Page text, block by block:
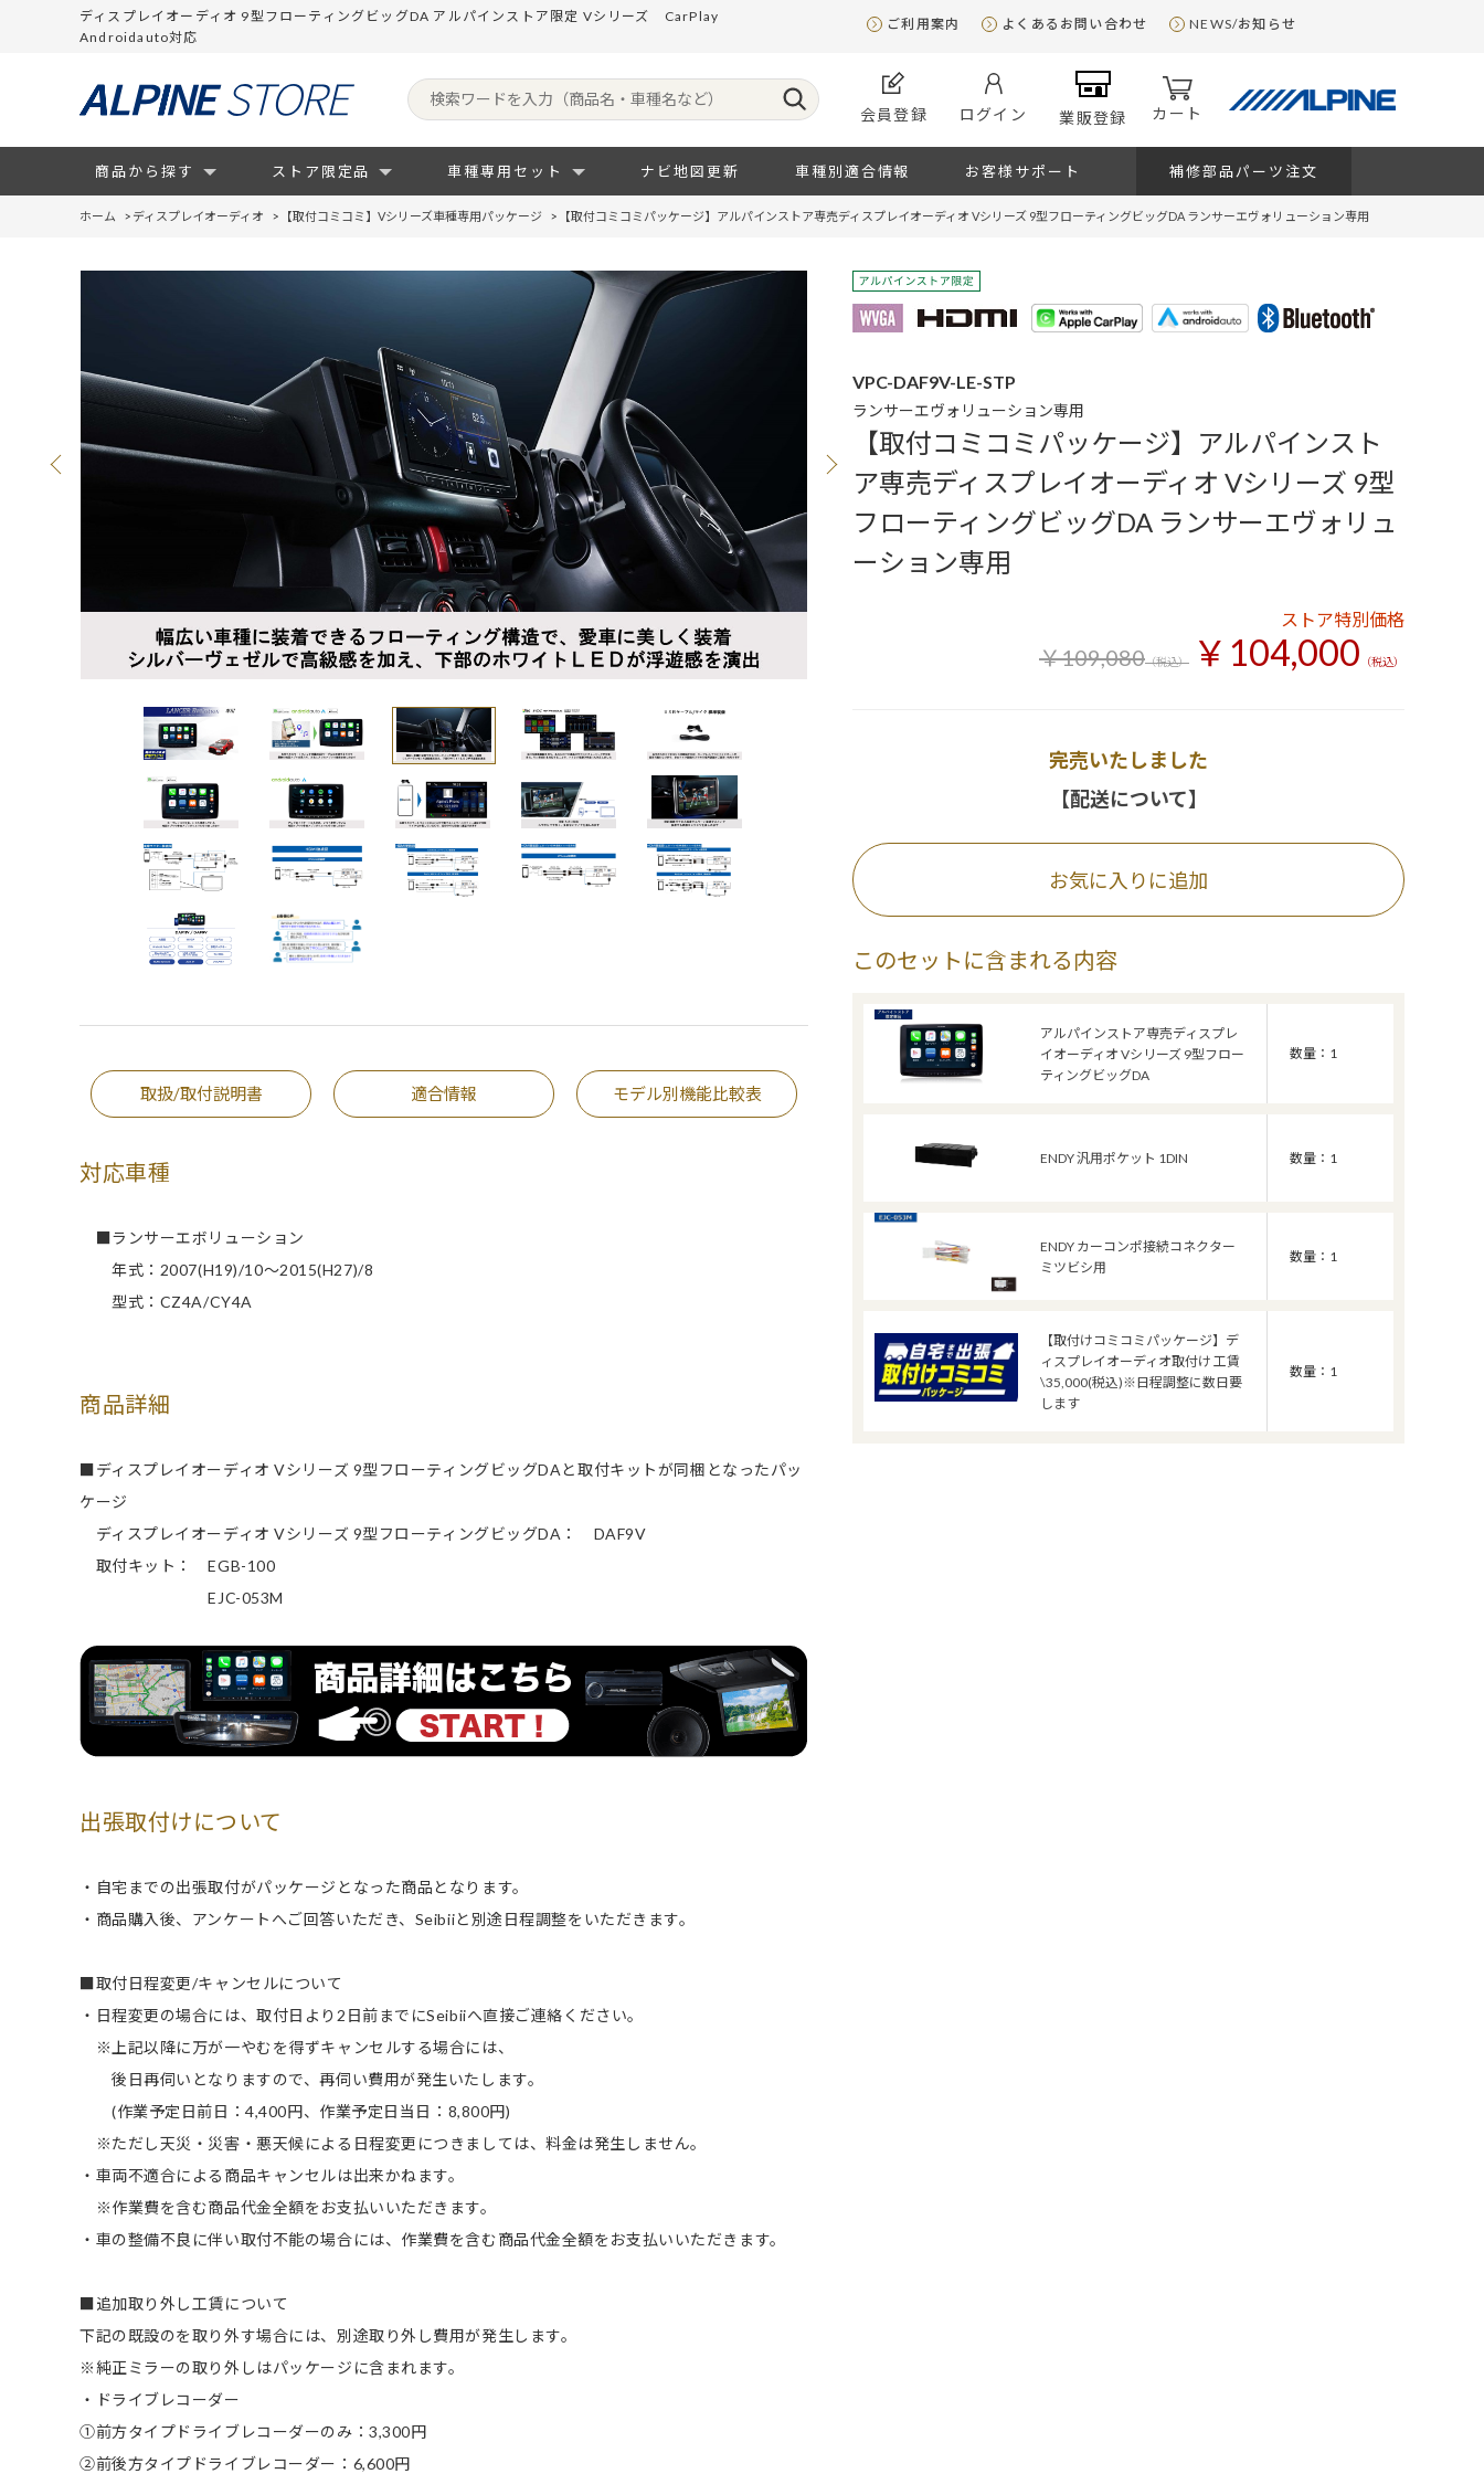
ディスプレイオーディオ 9型フローティングビッグDA アルパインストア限定 Vシリーズ CarPlay
Androidauto対応
ご利用案内 よくあるお問い合わせ NEWS/お知らせ
会員登録 ログイン 業販登録 カート
商品から探す ストア限定品 車種専用セット ナビ地図更新 車種別適合情報 お客様サポート 補修部品パーツ注文
ホーム > ディスプレイオーディオ > 【取付コミコミ】Vシリーズ車種専用パッケージ > 【取付コミコミパッケージ】アルパインストア専売ディスプレイオーディオ Vシリーズ 9型フローティングビッグDA ランサーエヴォリューション専用
取扱/取付説明書 適合情報 モデル別機能比較表
対応車種
■ランサーエボリューション
年式：2007(H19)/10～2015(H27)/8
型式：CZ4A/CY4A
商品詳細
■ディスプレイオーディオ Vシリーズ 9型フローティングビッグDAと取付キットが同梱となったパッ
ケージ
ディスプレイオーディオ Vシリーズ 9型フローティングビッグDA： DAF9V
取付キット： EGB-100
EJC-053M
出張取付けについて
・自宅までの出張取付がパッケージとなった商品となります。
・商品購入後、アンケートへご回答いただき、Seibiiと別途日程調整をいただきます。
■取付日程変更/キャンセルについて
・日程変更の場合には、取付日より2日前までにSeibiiへ直接ご連絡ください。
※上記以降に万が一やむを得ずキャンセルする場合には、
後日再伺いとなりますので、再伺い費用が発生いたします。
(作業予定日前日：4,400円、作業予定日当日：8,800円)
※ただし天災・災害・悪天候による日程変更につきましては、料金は発生しません。
・車両不適合による商品キャンセルは出来かねます。
※作業費を含む商品代金全額をお支払いいただきます。
・車の整備不良に伴い取付不能の場合には、作業費を含む商品代金全額をお支払いいただきます。
■追加取り外し工賃について
下記の既設のを取り外す場合には、別途取り外し費用が発生します。
※純正ミラーの取り外しはパッケージに含まれます。
・ドライブレコーダー
①前方タイプドライブレコーダーのみ：3,300円
②前後方タイプドライブレコーダー：6,600円
ランサーエヴォリューション専用
VPC-DAF9V-LE-STP
【取付コミコミパッケージ】アルパインスト
ア専売ディスプレイオーディオ Vシリーズ 9型
フローティングビッグDA ランサーエヴォリュ
ーション専用
ストア特別価格
￥109,080（税込） ￥104,000 （税込）
完売いたしました
【配送について】
このセットに含まれる内容
アルパインストア専売ディスプレ
イオーディオ Vシリーズ 9型フロー
ティングビッグDA
数量：1
ENDY 汎用ポケット 1DIN 数量：1
ENDY カーコンポ接続コネクター
ミツビシ用
数量：1
【取付けコミコミパッケージ】デ
ィスプレイオーディオ取付け 工賃
\35,000(税込)※日程調整に数日要
します
数量：1
お気に入りに追加